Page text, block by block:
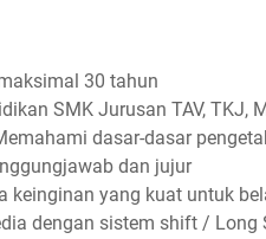
30 tahun
SMK Jurusan TAV, TKJ,
dasar-dasar
dan jujur
keinginan yang kuat untuk
dengan sistem shift / Long